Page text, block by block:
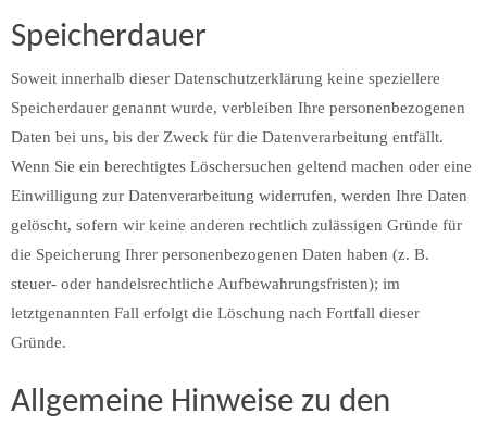
Speicherdauer
Soweit innerhalb dieser Datenschutzerklärung keine speziellere
Speicherdauer genannt wurde, verbleiben Ihre personenbezogenen
Daten bei uns, bis der Zweck für die Datenverarbeitung entfällt.
Wenn Sie ein berechtigtes Löschersuchen geltend machen oder eine
Einwilligung zur Datenverarbeitung widerrufen, werden Ihre Daten
gelöscht, sofern wir keine anderen rechtlich zulässigen Gründe für
die Speicherung Ihrer personenbezogenen Daten haben (z. B.
steuer- oder handelsrechtliche Aufbewahrungsfristen); im
letztgenannten Fall erfolgt die Löschung nach Fortfall dieser
Gründe.
Allgemeine Hinweise zu den